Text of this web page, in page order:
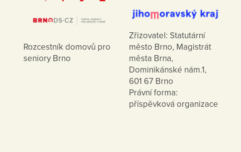
Rozcestník domovů pro
seniory Brno
Zřizovatel: Statutární
město Brno, Magistrát
města Brna,
Dominikánské nám.1,
601 67 Brno
Právní forma:
příspěvková organizace